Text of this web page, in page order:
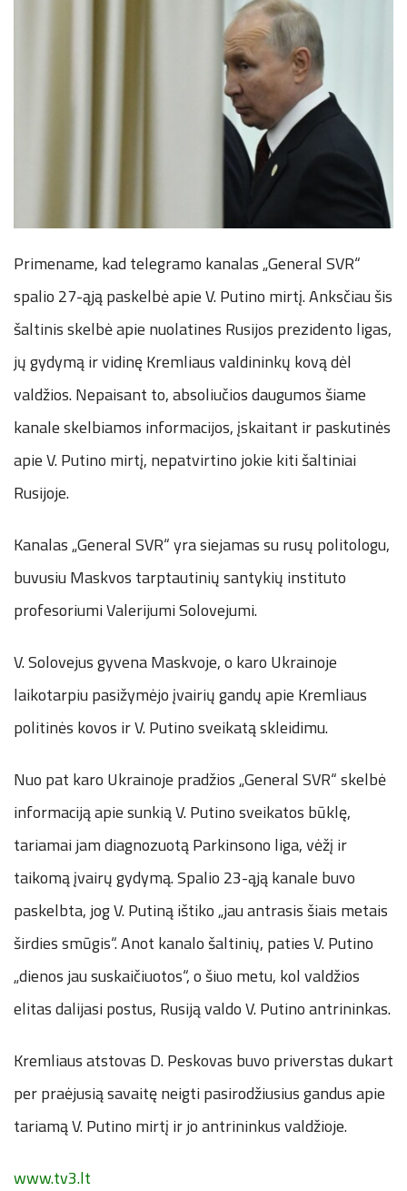
Primename, kad telegramo kanalas „General SVR“
spalio 27-ąją paskelbė apie V. Putino mirtį. Anksčiau šis
šaltinis skelbė apie nuolatines Rusijos prezidento ligas,
jų gydymą ir vidinę Kremliaus valdininkų kovą dėl
valdžios. Nepaisant to, absoliučios daugumos šiame
kanale skelbiamos informacijos, įskaitant ir paskutinės
apie V. Putino mirtį, nepatvirtino jokie kiti šaltiniai
Rusijoje.
Kanalas „General SVR“ yra siejamas su rusų politologu,
buvusiu Maskvos tarptautinių santykių instituto
profesoriumi Valerijumi Solovejumi.
V. Solovejus gyvena Maskvoje, o karo Ukrainoje
laikotarpiu pasižymėjo įvairių gandų apie Kremliaus
politinės kovos ir V. Putino sveikatą skleidimu.
Nuo pat karo Ukrainoje pradžios „General SVR“ skelbė
informaciją apie sunkią V. Putino sveikatos būklę,
tariamai jam diagnozuotą Parkinsono liga, vėžį ir
taikomą įvairų gydymą. Spalio 23-ąją kanale buvo
paskelbta, jog V. Putiną ištiko „jau antrasis šiais metais
širdies smūgis“. Anot kanalo šaltinių, paties V. Putino
„dienos jau suskaičiuotos“, o šiuo metu, kol valdžios
elitas dalijasi postus, Rusiją valdo V. Putino antrininkas.
Kremliaus atstovas D. Peskovas buvo priverstas dukart
per praėjusią savaitę neigti pasirodžiusius gandus apie
tariamą V. Putino mirtį ir jo antrininkus valdžioje.
www.tv3.lt